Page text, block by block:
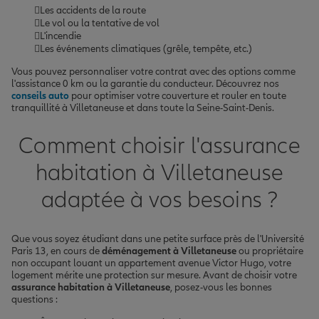
Les accidents de la route
Le vol ou la tentative de vol
L'incendie
Les événements climatiques (grêle, tempête, etc.)
Vous pouvez personnaliser votre contrat avec des options comme
l'assistance 0 km ou la garantie du conducteur. Découvrez nos
conseils auto pour optimiser votre couverture et rouler en toute
tranquillité à Villetaneuse et dans toute la Seine-Saint-Denis.
Comment choisir l'assurance
habitation à Villetaneuse
adaptée à vos besoins ?
Que vous soyez étudiant dans une petite surface près de l'Université
Paris 13, en cours dedéménagement à Villetaneuseou propriétaire
non occupant louant un appartement avenue Victor Hugo, votre
logement mérite une protection sur mesure. Avant de choisir votre
assurance habitation à Villetaneuse, posez-vous les bonnes
questions :